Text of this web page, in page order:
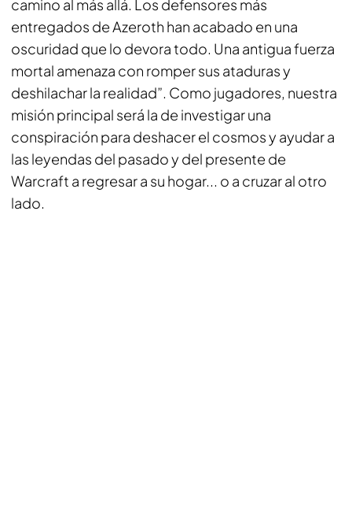
camino al más allá. Los defensores más
entregados de Azeroth han acabado en una
oscuridad que lo devora todo. Una antigua fuerza
mortal amenaza con romper sus ataduras y
deshilachar la realidad”. Como jugadores, nuestra
misión principal será la de investigar una
conspiración para deshacer el cosmos y ayudar a
las leyendas del pasado y del presente de
Warcraft a regresar a su hogar... o a cruzar al otro
lado.